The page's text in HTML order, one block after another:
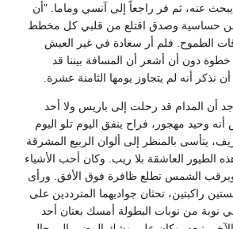
عنه، ثم فر راجعاً إلى آنسي وماما. "أن
من حساسية وصدق اقتلع من قلبي كل مخطط
الطموح. فلم أر سعادة في غير العيش
خطوة دون أن أشعر أن المسافة بيننا قد
أن المدام قد رحلت إلى باريس ولا أحد
وحيد مهجور، فراح ينفق اليوم تلو اليوم
يتأسى بالمنظر إلى ألوان الربيع المشرقة
الطيور العاشقة بلا ريب. وكان أحب الأشياء
ويرقب الشمس تطلع ظافرة فوق الأفق. ورأى
راكبتين، تحثان جواديهما المترددين على
نوبة من نوبات البطولة أمسك بعنان أحد